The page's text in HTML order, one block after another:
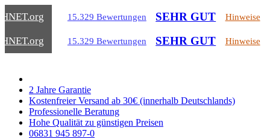
.org 15.329 Bewertungen SEHR GUT Hinweise
.org 15.329 Bewertungen SEHR GUT Hinweise
2 Jahre Garantie
Kostenfreier Versand ab 30€ (innerhalb Deutschlands)
Professionelle Beratung
Hohe Qualität zu günstigen Preisen
06831 945 897-0